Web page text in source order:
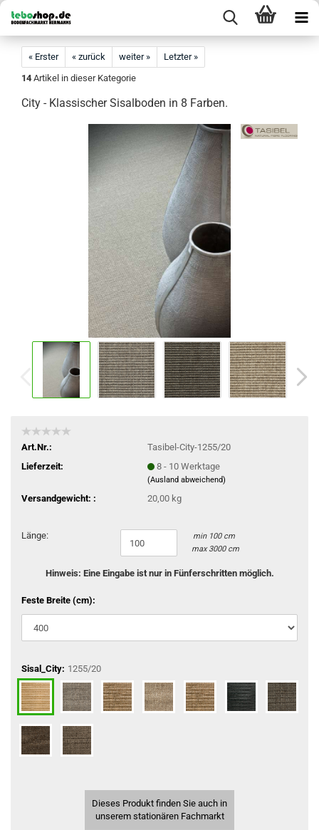
« Erster « zurück weiter »
Letzter »
14 Artikel in dieser Kategorie
City - Klassischer Sisalboden in 8 Farben.
Art.Nr.:
Tasibel-City-1255/20
Lieferzeit:
8 - 10 Werktage
(Ausland abweichend)
Versandgewicht: : 20,00 kg
Länge:
min 100 cm
max 3000 cm
Hinweis: Eine Eingabe ist nur in Fünferschritten möglich.
Feste Breite (cm):
Sisal_City: 1255/20
Dieses Produkt finden Sie auch in
unserem stationären Fachmarkt